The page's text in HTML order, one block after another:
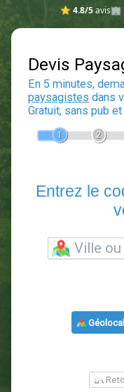
⭐ 4.8/5avis🏢
Devis
En 5 minutes,